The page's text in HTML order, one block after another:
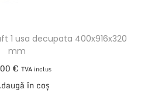
1 usa decupata 400x916x320
mm
€ TVA inclus
în coș